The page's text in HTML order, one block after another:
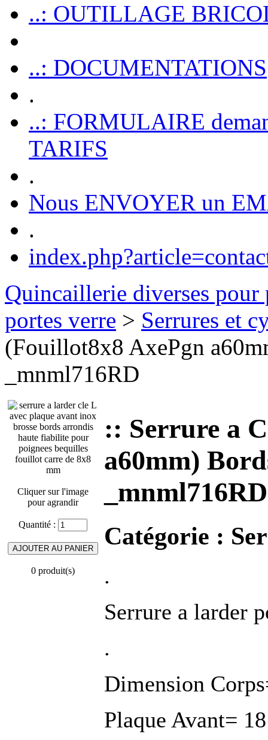
..: OUTILLAGE
..: DOCUMENTATIONS
.
..: FORMULAIRE
TARIFS
.
Nous ENVOYER un
.
Quincaillerie diverses pour
portes verre > Serrures et
(Fouillot8x8 AxePgn
_mnml716RD
Cliquer sur l'image
pour agrandir
Quantité :
0 produit(s)
:: Serrure a
a60mm)
_mnml716RD
Catégorie :
.
Serrure a larder
.
Dimension
Plaque Avant=